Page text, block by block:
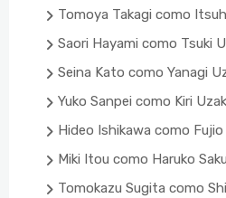
Tomoya Takagi como
Saori Hayami como Tsuki
Seina Kato como Yanagi
Yuko Sanpei como Kiri
Hideo Ishikawa como Fujio
Miki Itou como Haruko
Tomokazu Sugita como